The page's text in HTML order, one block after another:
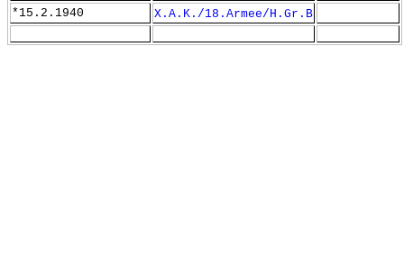
*15.2.1940
X.A.K./18.Armee/H.Gr.B